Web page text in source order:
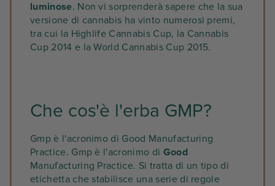
luminose. Non vi sorprenderà sapere che la sua
versione di cannabis ha vinto numerosi premi,
tra cui la Highlife Cannabis Cup, la Cannabis
Cup 2014 e la World Cannabis Cup 2015.
Che cos'è l'erba GMP?
Gmp è l'acronimo di Good Manufacturing
Practice. Gmp è l'acronimo di Good
Manufacturing Practice. Si tratta di un tipo di
etichetta che stabilisce una serie di regole